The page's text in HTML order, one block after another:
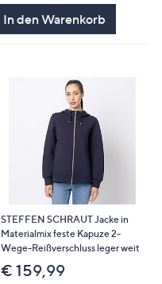
In den Warenkorb
STEFFEN SCHRAUT Jacke in
Materialmix feste Kapuze 2-
Wege-Reißverschluss leger weit
€ 159,99